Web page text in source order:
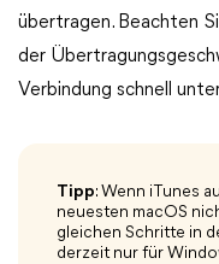
übertragen. Beachten
der
Verbindung schnell
Tipp: Wenn iTunes
neuesten macOS
gleichen Schritte in
derzeit nur für